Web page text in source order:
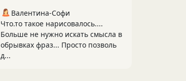
Валентина-Софи
Что.то такое нарисовалось....
Больше не нужно искать смысла в
обрывках фраз... Просто позволь
д...